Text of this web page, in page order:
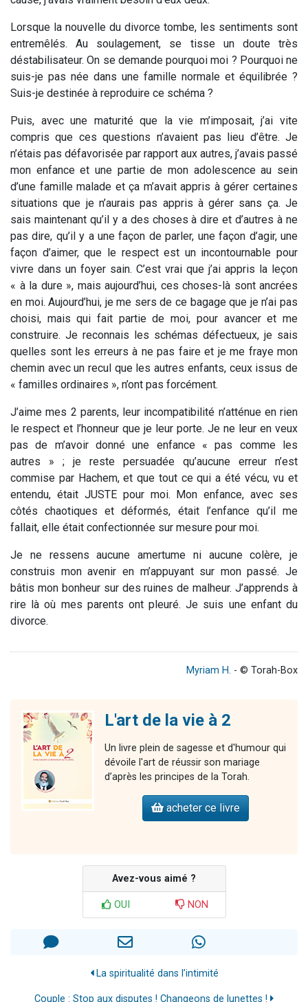
Lorsque la nouvelle du divorce tombe, les sentiments sont
entremêlés. Au soulagement, se tisse un doute très
déstabilisateur. On se demande pourquoi moi ? Pourquoi ne
suis-je pas née dans une famille normale et équilibrée ?
Suis-je destinée à reproduire ce schéma ?
Puis, avec une maturité que la vie m’imposait, j’ai vite
compris que ces questions n’avaient pas lieu d’être. Je
n’étais pas défavorisée par rapport aux autres, j’avais passé
mon enfance et une partie de mon adolescence au sein
d’une famille malade et ça m’avait appris à gérer certaines
situations que je n’aurais pas appris à gérer sans ça. Je
sais maintenant qu’il y a des choses à dire et d’autres à ne
pas dire, qu’il y a une façon de parler, une façon d’agir, une
façon d’aimer, que le respect est un incontournable pour
vivre dans un foyer sain. C’est vrai que j’ai appris la leçon
« à la dure », mais aujourd’hui, ces choses-là sont ancrées
en moi. Aujourd’hui, je me sers de ce bagage que je n’ai pas
choisi, mais qui fait partie de moi, pour avancer et me
construire. Je reconnais les schémas défectueux, je sais
quelles sont les erreurs à ne pas faire et je me fraye mon
chemin avec un recul que les autres enfants, ceux issus de
« familles ordinaires », n’ont pas forcément.
J’aime mes 2 parents, leur incompatibilité n’atténue en rien
le respect et l’honneur que je leur porte. Je ne leur en veux
pas de m’avoir donné une enfance « pas comme les
autres » ; je reste persuadée qu’aucune erreur n’est
commise par Hachem, et que tout ce qui a été vécu, vu et
entendu, était JUSTE pour moi. Mon enfance, avec ses
côtés chaotiques et déformés, était l’enfance qu’il me
fallait, elle était confectionnée sur mesure pour moi.
Je ne ressens aucune amertume ni aucune colère, je
construis mon avenir en m’appuyant sur mon passé. Je
bâtis mon bonheur sur des ruines de malheur. J’apprends à
rire là où mes parents ont pleuré. Je suis une enfant du
divorce.
Myriam H. - © Torah-Box
L'art de la vie à 2
Un livre plein de sagesse et d'humour qui
dévoile l'art de réussir son mariage
d’après les principes de la Torah.
acheter ce livre
Avez-vous aimé ?
OUI NON
La spiritualité dans l’intimité
Couple : Stop aux disputes ! Changeons de lunettes !